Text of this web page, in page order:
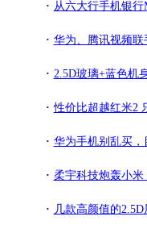
从六大行手机银行
华为、腾讯视频联手背后：从
2.5D玻璃+蓝色机身，这款高颜
性价比超越红米2 乐
华为手机别乱买，目前公认性价比最
柔宇科技炮轰小米，折叠
几款高颜值的